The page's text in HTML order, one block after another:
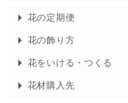
花の定期便
花の飾り方
花をいける・つくる
花材購入先